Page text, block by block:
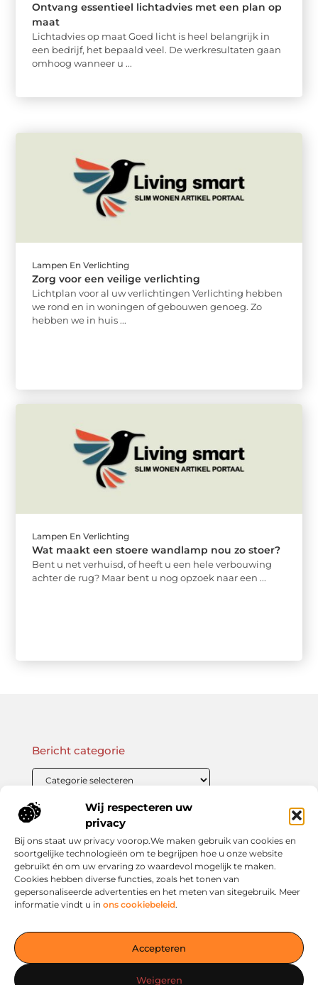
Wij respecteren uw
privacy
Bij ons staat uw privacy voorop.We maken gebruik van cookies en
soortgelijke technologieën om te begrijpen hoe u onze website
gebruikt én om uw ervaring zo waardevol mogelijk te maken.
Cookies hebben diverse functies, zoals het tonen van
gepersonaliseerde advertenties en het meten van sitegebruik. Meer
informatie vindt u in ons cookiebeleid.
Accepteren
Weigeren
Ontvang essentieel lichtadvies met een plan op
maat
Lichtadvies op maat Goed licht is heel belangrijk in
een bedrijf, het bepaald veel. De werkresultaten gaan
omhoog wanneer u ...
Lampen En Verlichting
Zorg voor een veilige verlichting
Lichtplan voor al uw verlichtingen Verlichting hebben
we rond en in woningen of gebouwen genoeg. Zo
hebben we in huis ...
Lampen En Verlichting
Wat maakt een stoere wandlamp nou zo stoer?
Bent u net verhuisd, of heeft u een hele verbouwing
achter de rug? Maar bent u nog opzoek naar een ...
— Verken prikkelende blogs, slimme inzichten en praktische
tips voor een bewuster en slimmer leven. Alles overzichtelijk
verzameld op één platform. Begin vandaag nog op living-
smart.nl!
Onze informatie
Bericht categorie